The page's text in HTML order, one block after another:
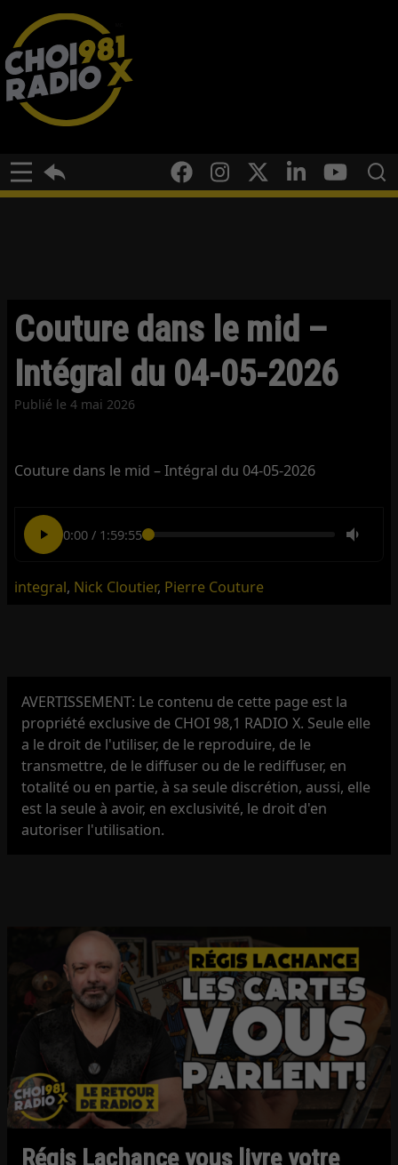
Couture dans le mid –
Intégral du 04-05-2026
Publié le4 mai 2026
Couture dans le mid – Intégral du 04-05-2026
0:00/ 1:59:55
integral, Nick Cloutier, Pierre Couture
AVERTISSEMENT: Le contenu de cette page est la
propriété exclusive de CHOI 98,1 RADIO X. Seule elle
a le droit de l'utiliser, de le reproduire, de le
transmettre, de le diffuser ou de le rediffuser, en
totalité ou en partie, à sa seule discrétion, aussi, elle
est la seule à avoir, en exclusivité, le droit d'en
autoriser l'utilisation.
Régis Lachance vous livre votre